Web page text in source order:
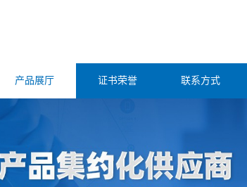
产品展厅 证书荣誉 联系方式